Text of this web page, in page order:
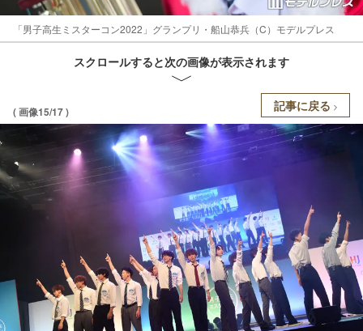
「男子高生ミスターコン2022」グランプリ・船山恭兵（C）モデルプレス
スクロールすると次の画像が表示されます
( 画像15/17 ) 記事に戻る